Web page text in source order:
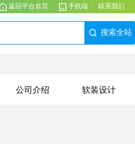
返回平台首页 手机端 联系我们
搜索全站
公司介绍 软装设计